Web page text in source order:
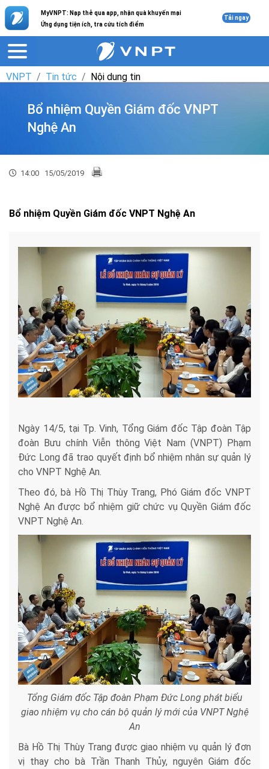
MyVNPT: Nạp thẻ qua app, nhận quà khuyến mại
Ứng dụng tiện ích, tra cứu tích điểm
Tải ngay
VNPT Tin tức Nội dung tin
Bổ nhiệm Quyền Giám đốc VNPT
Nghệ An
14:00 15/05/2019
Bổ nhiệm Quyền Giám đốc VNPT Nghệ An
Ngày 14/5, tại Tp. Vinh, Tổng Giám đốc Tập đoàn Tập
đoàn Bưu chính Viễn thông Việt Nam (VNPT) Phạm
Đức Long đã trao quyết định bổ nhiệm nhân sự quản lý
cho VNPT Nghệ An.
Theo đó, bà Hồ Thị Thùy Trang, Phó Giám đốc VNPT
Nghệ An được bổ nhiệm giữ chức vụ Quyền Giám đốc
VNPT Nghệ An.
Tổng Giám đốc Tập đoàn Phạm Đức Long phát biểu
giao nhiệm vụ cho cán bộ quản lý mới của VNPT Nghệ
An
Bà Hồ Thị Thùy Trang được giao nhiệm vụ quản lý đơn
vị thay cho bà Trần Thanh Thủy, nguyên Giám đốc